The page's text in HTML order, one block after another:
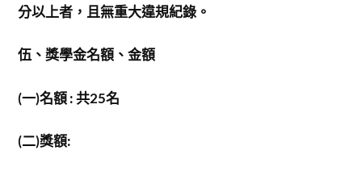
分以上者，且無重大違規紀錄。
伍、獎學金名額、金額
(一)名額 : 共25名
(二)獎額: